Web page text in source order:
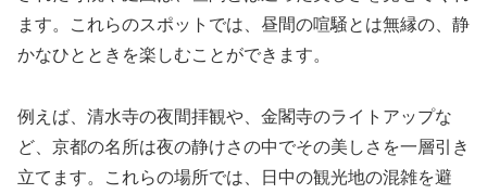
ます。これらのスポットでは、昼間の喧騒とは無縁の、静
かなひとときを楽しむことができます。
例えば、清水寺の夜間拝観や、金閣寺のライトアップな
ど、京都の名所は夜の静けさの中でその美しさを一層引き
立てます。これらの場所では、日中の観光地の混雑を避